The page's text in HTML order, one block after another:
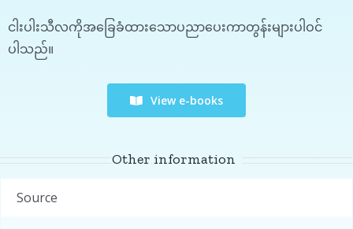
ငါးပါးသီလကိုအခြေခံထားသောပညာပေးကာတွန်းများပါဝင်
ပါသည်။
View e-books
Other information
Source